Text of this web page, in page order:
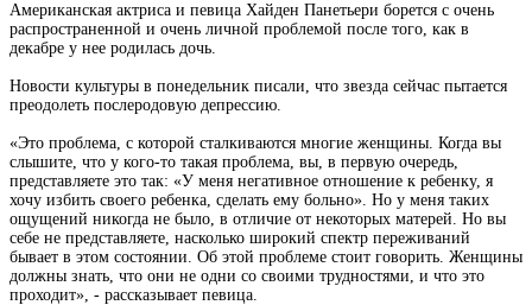
Американская актриса и певица Хайден Панетьери борется с очень
распространенной и очень личной проблемой после того, как в
декабре у нее родилась дочь.
Новости культуры в понедельник писали, что звезда сейчас пытается
преодолеть послеродовую депрессию.
«Это проблема, с которой сталкиваются многие женщины. Когда вы
слышите, что у кого-то такая проблема, вы, в первую очередь,
представляете это так: «У меня негативное отношение к ребенку, я
хочу избить своего ребенка, сделать ему больно». Но у меня таких
ощущений никогда не было, в отличие от некоторых матерей. Но вы
себе не представляете, насколько широкий спектр переживаний
бывает в этом состоянии. Об этой проблеме стоит говорить. Женщины
должны знать, что они не одни со своими трудностями, и что это
проходит», - рассказывает певица.